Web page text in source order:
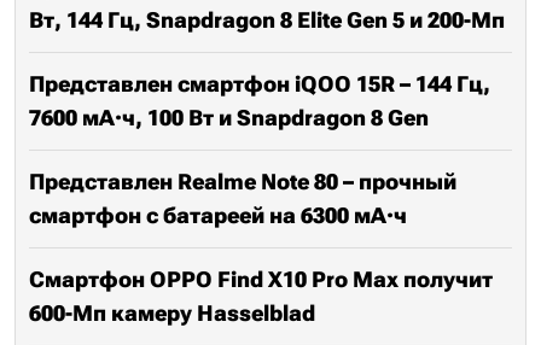
Вт, 144 Гц, Snapdragon 8 Elite Gen 5 и 200-Мп
Представлен смартфон iQOO 15R – 144 Гц,
7600 мА·ч, 100 Вт и Snapdragon 8 Gen
Представлен Realme Note 80 – прочный
смартфон с батареей на 6300 мА·ч
Смартфон OPPO Find X10 Pro Max получит
600-Мп камеру Hasselblad